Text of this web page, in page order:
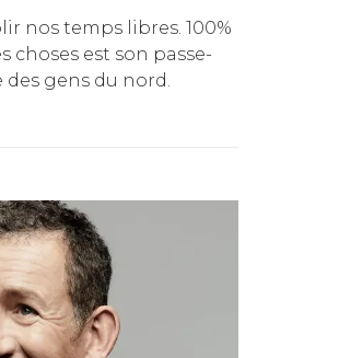
nos temps libres. 100%
choses est son passe-
gens du nord.